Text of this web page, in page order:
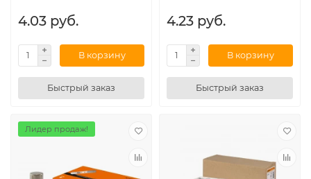
4.03 руб.
В корзину
Быстрый заказ
4.23 руб.
В корзину
Быстрый заказ
Лидер продаж!